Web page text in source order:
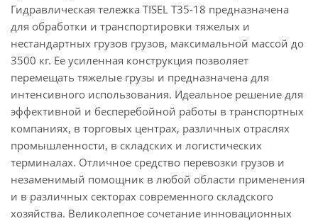
Гидравлическая тележка TISEL T35-18 предназначена
для обработки и транспортировки тяжелых и
нестандартных грузов грузов, максимальной массой до
3500 кг. Ее усиленная конструкция позволяет
перемещать тяжелые грузы и предназначена для
интенсивного использования. Идеальное решение для
эффективной и бесперебойной работы в транспортных
компаниях, в торговых центрах, различных отраслях
промышленности, в складских и логистических
терминалах. Отличное средство перевозки грузов и
незаменимый помощник в любой области применения
и в различных секторах современного складского
хозяйства. Великолепное сочетание инновационных